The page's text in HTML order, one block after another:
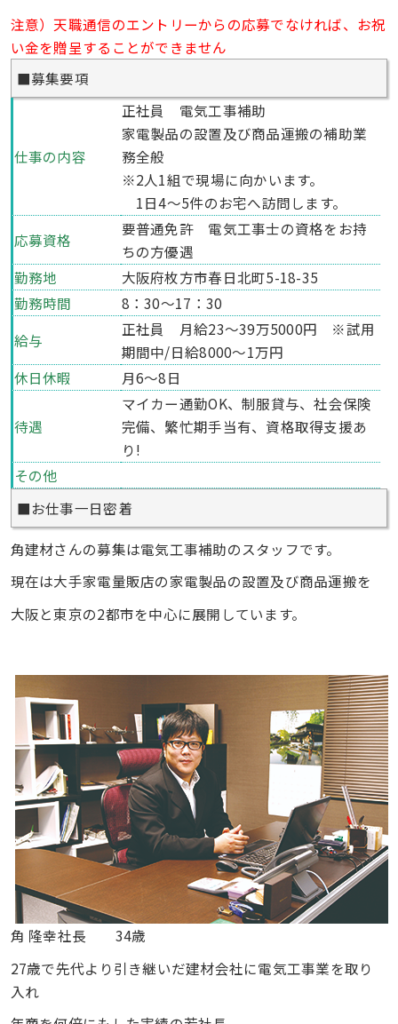
注意）天職通信のエントリーからの応募でなければ、お祝
い金を贈呈することができません
■募集要項
仕事の内容
正社員 電気工事補助
家電製品の設置及び商品運搬の補助業
務全般
※2人1組で現場に向かいます。
1日4〜5件のお宅へ訪問します。
応募資格
要普通免許 電気工事士の資格をお持
ちの方優遇
勤務地
大阪府枚方市春日北町5-18-35
勤務時間
8：30〜17：30
給与
正社員 月給23〜39万5000円 ※試用
期間中/日給8000〜1万円
休日休暇
月6〜8日
待遇
マイカー通勤OK、制服貸与、社会保険
完備、繁忙期手当有、資格取得支援あ
り!
その他
■お仕事一日密着
角建材さんの募集は電気工事補助のスタッフです。
現在は大手家電量販店の家電製品の設置及び商品運搬を
大阪と東京の2都市を中心に展開しています。
角 隆幸社長 34歳
27歳で先代より引き継いだ建材会社に電気工事業を取り
入れ